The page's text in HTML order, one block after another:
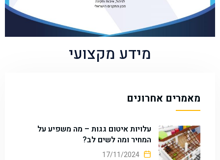
מידע מקצועי
מאמרים אחרונים
עלויות איטום גגות – מה משפיע על
המחיר ומה לשים לב?